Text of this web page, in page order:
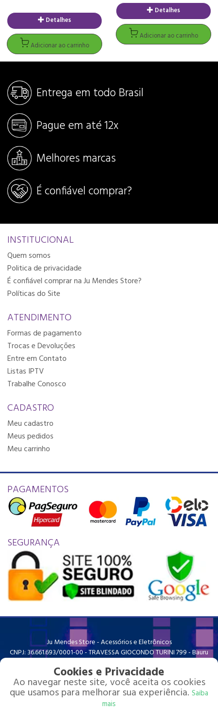
Detalhes
Adicionar ao carrinho
Detalhes
Entrega em todo Brasil
Pague em até 12x
Melhores marcas
É confiável comprar?
INSTITUCIONAL
Quem somos
Politica de privacidade
É confiável comprar na Ju Mendes Store?
Políticas do Site
ATENDIMENTO
Formas de pagamento
Trocas e Devoluções
Entre em Contato
Listas IPTV
Trabalhe Conosco
CADASTRO
Meu cadastro
Meus pedidos
Meu carrinho
PAGAMENTOS
SEGURANÇA
Ju Mendes Store - Acessórios e Eletrônicos
CNPJ: 36.661.693/0001-00 - TRAVESSA GIOCONDO TURINI 799 - Bauru
Redes sociais
Cookies e Privacidade
Ao navegar neste site, você aceita os cookies
que usamos para melhorar sua experiência. Saiba
mais